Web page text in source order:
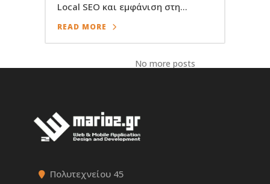
Local SEO και εμφάνιση στη...
READ MORE
No more posts
Πολυτεχνείου 45